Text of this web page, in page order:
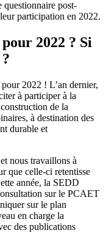
questionnaire post-
participation en 2022.
2022 ? Si
2022 ! L’an dernier,
à participer à la
de la
à destination des
durable et
nous travaillons à
que celle-ci retentisse
année, la SEDD
sur le PCAET
sur le plan
en charge la
des publications